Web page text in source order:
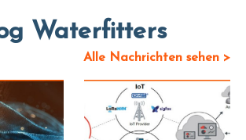
Waterfitters
Alle Nachrichten sehen >